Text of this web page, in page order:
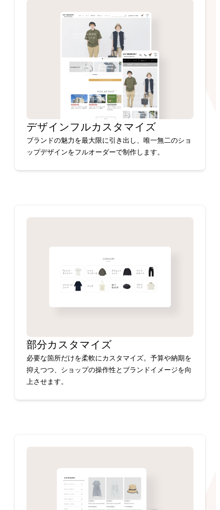
デザインフルカスタマイズ
ブランドの魅力を最大限に引き出し、唯一無二のショ
ップデザインをフルオーダーで制作します。
部分カスタマイズ
必要な箇所だけを柔軟にカスタマイズ。予算や納期を
抑えつつ、ショップの操作性とブランドイメージを向
上させます。